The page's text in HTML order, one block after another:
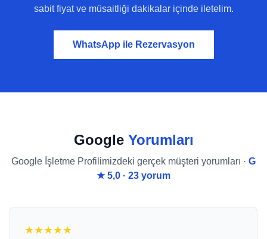
sabit fiyat ve müsaitliği dakikalar içinde iletelim.
WhatsApp ile Rezervasyon
Google Yorumları
Google İşletme Profilimizdeki gerçek müşteri yorumları · G
★ 5,0 · 23 yorum
★★★★★